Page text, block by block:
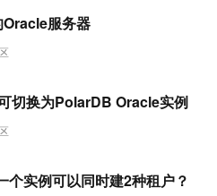
服务器
切换为PolarDB Oracle实例
实例可以同时建2种租户？